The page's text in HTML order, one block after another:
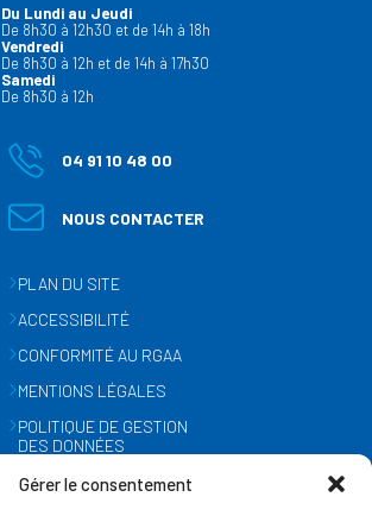
Gérer le consentement
Du Lundi au Jeudi
De 8h30 à 12h30 et de 14h à 18h
Vendredi
De 8h30 à 12h et de 14h à 17h30
Samedi
De 8h30 à 12h
04 91 10 48 00
NOUS CONTACTER
PLAN DU SITE
ACCESSIBILITÉ
CONFORMITÉ AU RGAA
MENTIONS LÉGALES
POLITIQUE DE GESTION
DES DONNÉES